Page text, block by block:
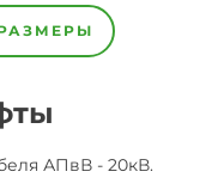
АПвВ - 20кВ.